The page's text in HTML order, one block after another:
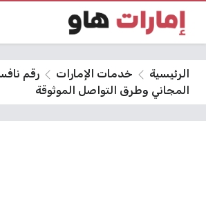
الرئيسية خدمات الإمارات
رقم
المجاني وطرق التواصل الموثوقة